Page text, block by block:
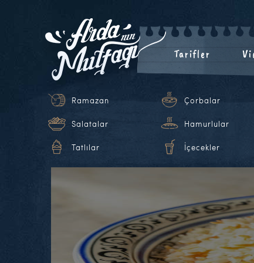
Tarifler
Ramazan Çorbalar
Salatalar Hamurlular
Tatlılar İçecekler